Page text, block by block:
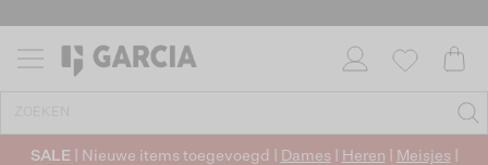
SALE | Nieuwe items toegevoegd | Dames Heren Meisjes